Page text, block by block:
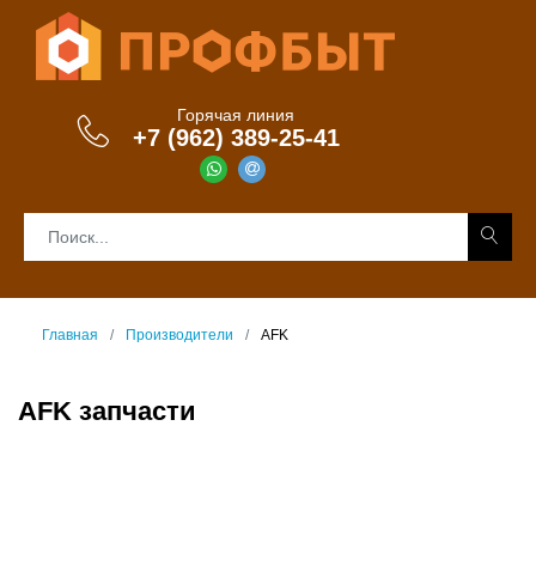
Горячая линия
+7 (962) 389-25-41
Главная Производители AFK
AFK запчасти